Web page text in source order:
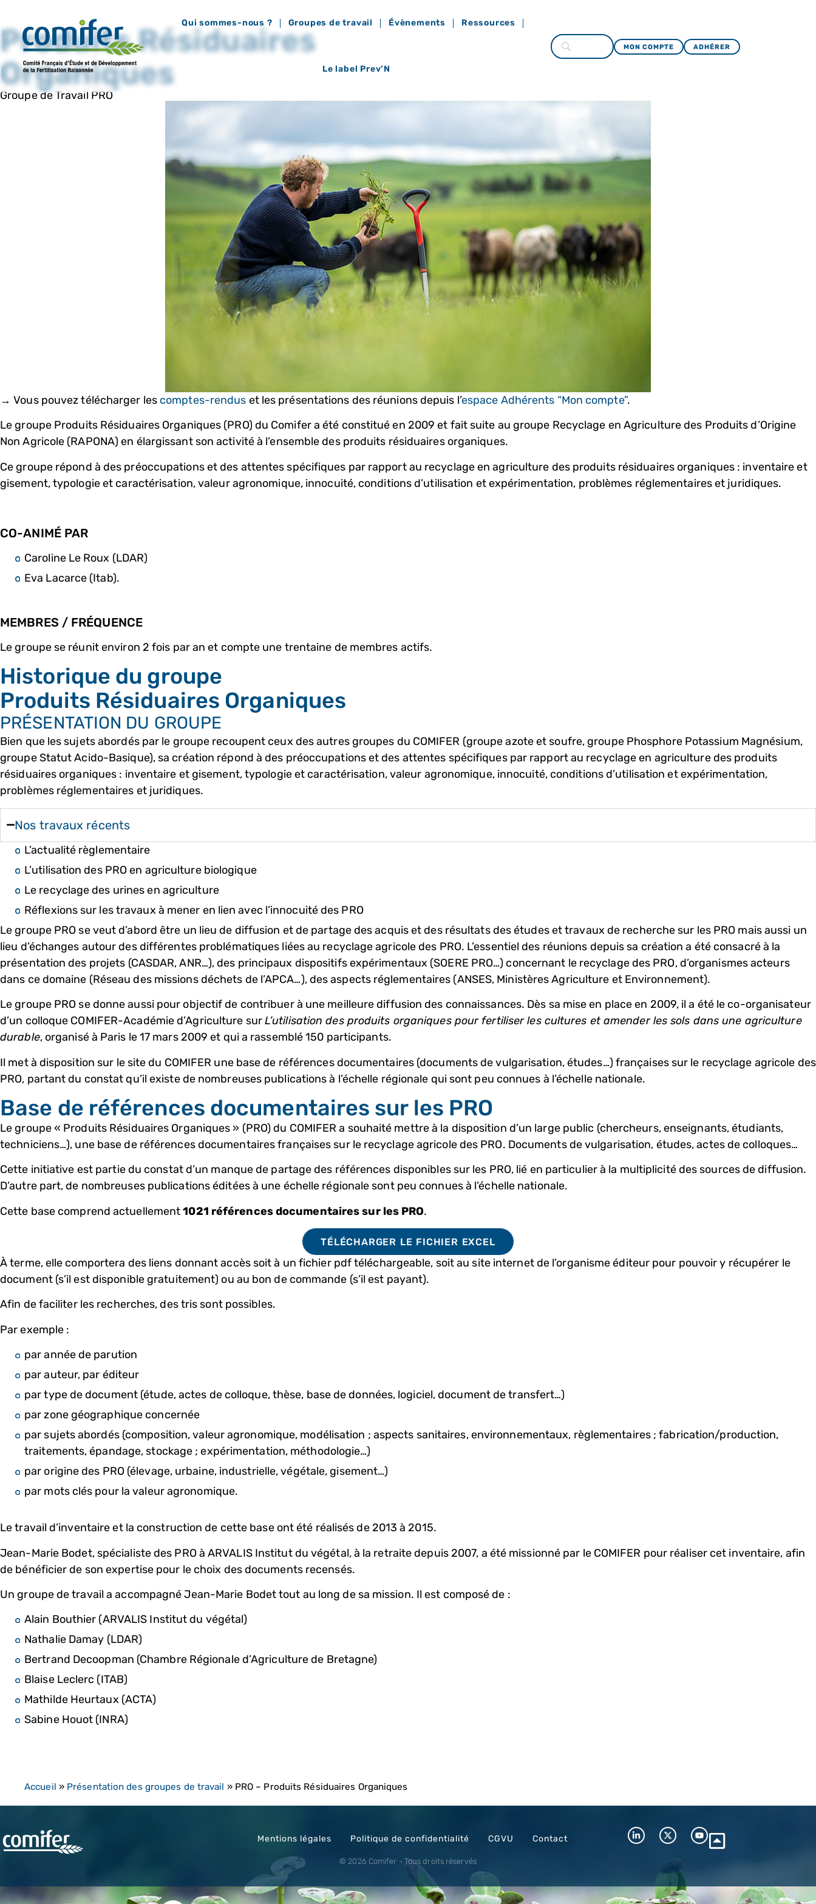
Qui sommes-nous ? Groupes de travail Évènements Ressources
Le label Prev’N
MON COMPTE ADHÉRER
Produits Résiduaires
Organiques
Groupe de Travail PRO​
→ Vous pouvez télécharger les comptes-rendus et les présentations des réunions depuis l’espace Adhérents “Mon compte”.
Le groupe Produits Résiduaires Organiques (PRO) du Comifer a été constitué en 2009 et fait suite au groupe Recyclage en Agriculture des Produits d’Origine
Non Agricole (RAPONA) en élargissant son activité à l’ensemble des produits résiduaires organiques.
Ce groupe répond à des préoccupations et des attentes spécifiques par rapport au recyclage en agriculture des produits résiduaires organiques : inventaire et
gisement, typologie et caractérisation, valeur agronomique, innocuité, conditions d’utilisation et expérimentation, problèmes réglementaires et juridiques.
CO-ANIMÉ PAR
Caroline Le Roux (LDAR)
Eva Lacarce (Itab).
MEMBRES / FRÉQUENCE
Le groupe se réunit environ 2 fois par an et compte une trentaine de membres actifs.
Historique du groupe
Produits Résiduaires Organiques
PRÉSENTATION DU GROUPE
Bien que les sujets abordés par le groupe recoupent ceux des autres groupes du COMIFER (groupe azote et soufre, groupe Phosphore Potassium Magnésium,
groupe Statut Acido-Basique), sa création répond à des préoccupations et des attentes spécifiques par rapport au recyclage en agriculture des produits
résiduaires organiques : inventaire et gisement, typologie et caractérisation, valeur agronomique, innocuité, conditions d’utilisation et expérimentation,
problèmes réglementaires et juridiques.
Nos travaux récents
L’actualité règlementaire
L’utilisation des PRO en agriculture biologique
Le recyclage des urines en agriculture
Réflexions sur les travaux à mener en lien avec l’innocuité des PRO
Le groupe PRO se veut d’abord être un lieu de diffusion et de partage des acquis et des résultats des études et travaux de recherche sur les PRO mais aussi un
lieu d’échanges autour des différentes problématiques liées au recyclage agricole des PRO. L’essentiel des réunions depuis sa création a été consacré à la
présentation des projets (CASDAR, ANR…), des principaux dispositifs expérimentaux (SOERE PRO…) concernant le recyclage des PRO, d’organismes acteurs
dans ce domaine (Réseau des missions déchets de l’APCA…), des aspects réglementaires (ANSES, Ministères Agriculture et Environnement).
Le groupe PRO se donne aussi pour objectif de contribuer à une meilleure diffusion des connaissances. Dès sa mise en place en 2009, il a été le co-organisateur
d’un colloque COMIFER-Académie d’Agriculture surL’utilisation des produits organiques pour fertiliser les cultures et amender les sols dans une agriculture
durable, organisé à Paris le 17 mars 2009 et qui a rassemblé 150 participants.
Il met à disposition sur le site du COMIFER une base de références documentaires (documents de vulgarisation, études…) françaises sur le recyclage agricole des
PRO, partant du constat qu’il existe de nombreuses publications à l’échelle régionale qui sont peu connues à l’échelle nationale.
Base de références documentaires sur les PRO
Le groupe « Produits Résiduaires Organiques » (PRO) du COMIFER a souhaité mettre à la disposition d’un large public (chercheurs, enseignants, étudiants,
techniciens…), une base de références documentaires françaises sur le recyclage agricole des PRO. Documents de vulgarisation, études, actes de colloques…
Cette initiative est partie du constat d’un manque de partage des références disponibles sur les PRO, lié en particulier à la multiplicité des sources de diffusion.
D’autre part, de nombreuses publications éditées à une échelle régionale sont peu connues à l’échelle nationale.
Cette base comprend actuellement1021 références documentaires sur les PRO.
TÉLÉCHARGER LE FICHIER EXCEL
À terme, elle comportera des liens donnant accès soit à un fichier pdf téléchargeable, soit au site internet de l’organisme éditeur pour pouvoir y récupérer le
document (s’il est disponible gratuitement) ou au bon de commande (s’il est payant).
Afin de faciliter les recherches, des tris sont possibles.
Par exemple :
par année de parution
par auteur, par éditeur
par type de document (étude, actes de colloque, thèse, base de données, logiciel, document de transfert…)
par zone géographique concernée
par sujets abordés (composition, valeur agronomique, modélisation ; aspects sanitaires, environnementaux, règlementaires ; fabrication/production,
traitements, épandage, stockage ; expérimentation, méthodologie…)
par origine des PRO (élevage, urbaine, industrielle, végétale, gisement…)
par mots clés pour la valeur agronomique.
Le travail d’inventaire et la construction de cette base ont été réalisés de 2013 à 2015.
Jean-Marie Bodet, spécialiste des PRO à ARVALIS Institut du végétal, à la retraite depuis 2007, a été missionné par le COMIFER pour réaliser cet inventaire, afin
de bénéficier de son expertise pour le choix des documents recensés.
Un groupe de travail a accompagné Jean-Marie Bodet tout au long de sa mission. Il est composé de :
Alain Bouthier (ARVALIS Institut du végétal)
Nathalie Damay (LDAR)
Bertrand Decoopman (Chambre Régionale d’Agriculture de Bretagne)
Blaise Leclerc (ITAB)
Mathilde Heurtaux (ACTA)
Sabine Houot (INRA)
Accueil » Présentation des groupes de travail » PRO – Produits Résiduaires Organiques
Mentions légales Politique de confidentialité CGVU Contact
© 2026 Comifer - Tous droits réservés